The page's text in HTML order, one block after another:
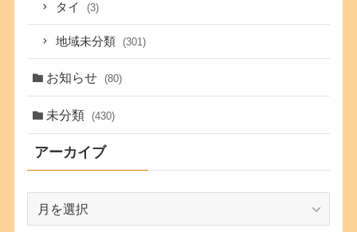
タイ (3)
地域未分類 (301)
お知らせ (80)
未分類 (430)
アーカイブ